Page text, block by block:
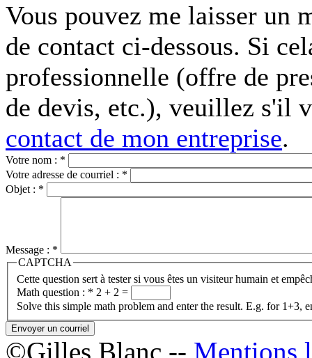
Vous pouvez me laisser un
de contact ci-dessous. Si
professionnelle (offre de
de devis, etc.), veuillez s'il
contact de mon entreprise.
Votre nom : *
Votre adresse de courriel : *
Objet : *
Message : *
CAPTCHA
Cette question sert à tester si vous êtes un visiteur humain et
Math question : * 2 + 2 =
Solve this simple math problem and enter the result. E.g. for 1+3,
©Gilles Blanc -- Mentions